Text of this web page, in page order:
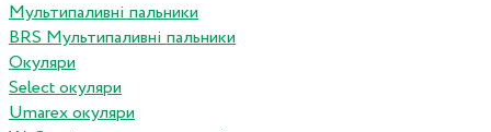
Мультипаливні пальники
BRS Мультипаливні пальники
Окуляри
Select окуляри
Umarex окуляри